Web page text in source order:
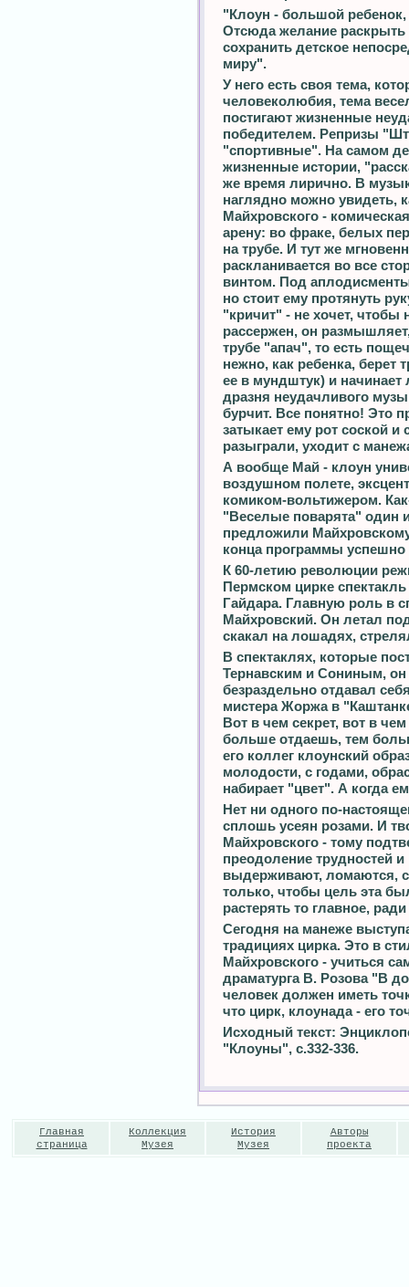
"Клоун - большой
Отсюда желание раскрыть
сохранить детское
миру".
У него есть своя тема,
человеколюбия, тема
постигают жизненные
победителем. Репризы
"спортивные". На самом
жизненные истории,
же время лирично. В
наглядно можно увидеть,
Майхровского -
арену: во фраке, белых
на трубе. И тут же
раскланивается во все
винтом. Под
но стоит ему протянуть
"кричит" - не хочет, чтобы
рассержен, он
трубе "апач", то есть
нежно, как ребенка, берет
ее в мундштук) и начинает
дразня неудачливого
бурчит. Все понятно! Это
затыкает ему рот соской
разыграли, уходит с
А вообще Май - клоун
воздушном полете,
комиком-вольтижером.
"Веселые поварята" один
предложили
конца программы
К 60-летию революции
Пермском цирке
Гайдара. Главную роль в
Майхровский. Он летал
скакал на лошадях,
В спектаклях, которые
Тернавским и Сониным,
безраздельно отдавал
мистера Жоржа в
Вот в чем секрет, вот в
больше отдаешь, тем
его коллег клоунский
молодости, с годами,
набирает "цвет". А когда
Нет ни одного по-
сплошь усеян розами. И
Майхровского - тому
преодоление трудностей
выдерживают, ломаются,
только, чтобы цель эта
растерять то главное,
Сегодня на манеже
традициях цирка. Это в
Майхровского - учиться
драматурга В. Розова "В
человек должен иметь
что цирк, клоунада - его
Исходный текст:
"Клоуны", с.332-336.
Главная
страница
Коллекция
Музея
История
Музея
Авторы
проекта